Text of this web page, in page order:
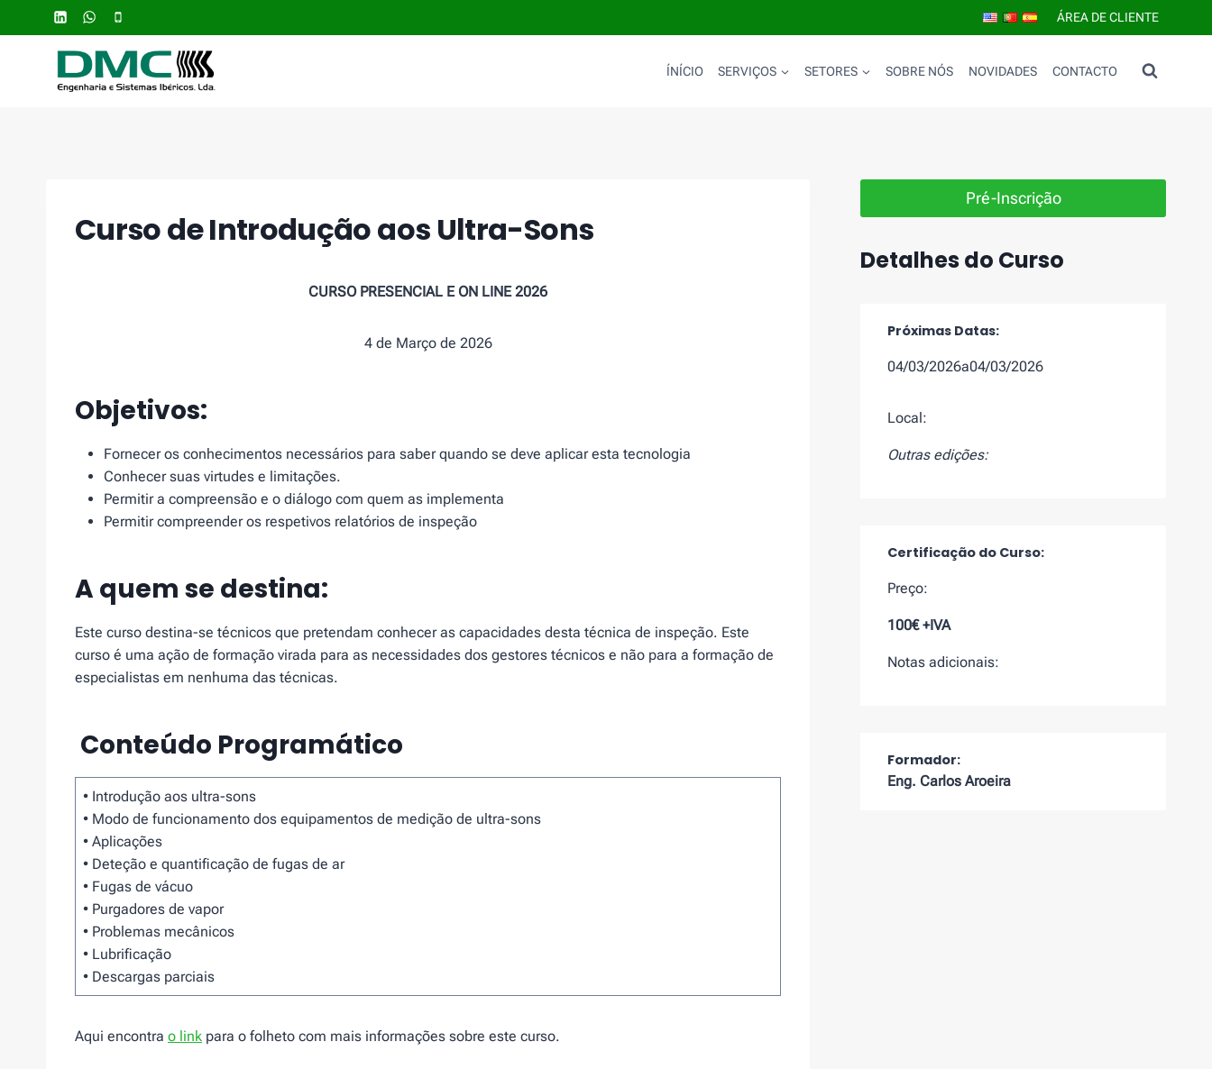
to
ÁREA DE CLIENTE
ÍNÍCIO SERVIÇOS SETORES SOBRE NÓS NOVIDADES CONTACTO
Curso de Introdução aos Ultra-Sons
CURSO PRESENCIAL E ON LINE 2026
4 de Março de 2026
Objetivos:
Fornecer os conhecimentos necessários para saber quando se deve aplicar esta tecnologia
Conhecer suas virtudes e limitações.
Permitir a compreensão e o diálogo com quem as implementa
Permitir compreender os respetivos relatórios de inspeção
A quem se destina:
Este curso destina-se técnicos que pretendam conhecer as capacidades desta técnica de inspeção. Este
curso é uma ação de formação virada para as necessidades dos gestores técnicos e não para a formação de
especialistas em nenhuma das técnicas.
Conteúdo Programático
• Introdução aos ultra-sons
• Modo de funcionamento dos equipamentos de medição de ultra-sons
• Aplicações
• Deteção e quantificação de fugas de ar
• Fugas de vácuo
• Purgadores de vapor
• Problemas mecânicos
• Lubrificação
• Descargas parciais
Aqui encontra o link para o folheto com mais informações sobre este curso.
Pré-Inscrição
Detalhes do Curso
Próximas Datas:
04/03/2026a04/03/2026
Local:
Outras edições:
Certificação do Curso:
Preço:
100€ +IVA
Notas adicionais:
Formador:
Eng. Carlos Aroeira